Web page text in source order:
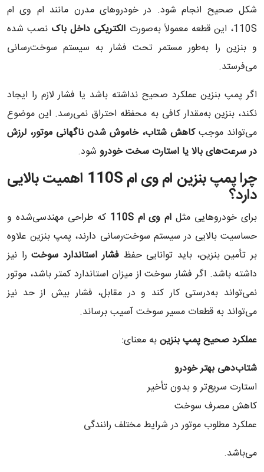
شکل صحیح انجام شود. در خودروهای مدرن مانند ام وی ام
110S، این قطعه معمولاً به‌صورت
الکتریکی داخل باک نصب شده
و بنزین را به‌طور مستمر تحت فشار به سیستم سوخت‌رسانی
می‌فرستد.
اگر پمپ بنزین عملکرد صحیح نداشته باشد یا فشار لازم را ایجاد
نکند، بنزین به‌مقدار کافی به محفظه احتراق نمی‌رسد. این موضوع
می‌تواند موجبکاهش شتاب، خاموش شدن ناگهانی موتور، لرزش
در سرعت‌های بالا یا استارت سخت خودرو شود.
چرا پمپ بنزین ام وی ام 110S اهمیت بالایی
دارد؟
برای خودروهایی مثل ام وی ام 110S
که طراحی مهندسی‌شده و
حساسیت بالایی در سیستم سوخت‌رسانی دارند، پمپ بنزین علاوه
بر تأمین بنزین، باید توانایی حفظفشار استاندارد سوخترا نیز
داشته باشد. اگر فشار سوخت از میزان استاندارد کمتر باشد، موتور
نمی‌تواند به‌درستی کار کند و در مقابل، فشار بیش از حد نیز
می‌تواند به قطعات مسیر سوخت آسیب برساند.
عملکرد صحیح پمپ بنزینبه معنای:
شتاب‌دهی بهتر خودرو
استارت سریع‌تر و بدون تأخیر
کاهش مصرف سوخت
عملکرد مطلوب موتور در شرایط مختلف رانندگی
می‌باشد.